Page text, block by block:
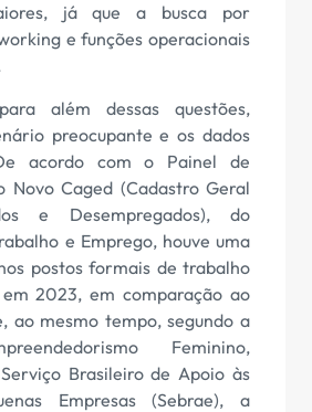
já que a busca por
e funções operacionais
além dessas questões,
preocupante e os dados
acordo com o Painel de
Novo Caged (Cadastro Geral
e Desempregados), do
e Emprego, houve uma
postos formais de trabalho
2023, em comparação ao
ao mesmo tempo, segundo a
Feminino,
Brasileiro de Apoio às
Empresas (Sebrae), a